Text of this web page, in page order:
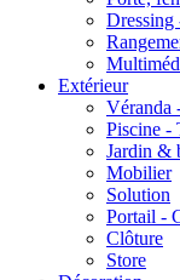
Extérieur
Véranda
Piscine -
Jardin &
Mobilier
Solution
Portail -
Clôture
Store